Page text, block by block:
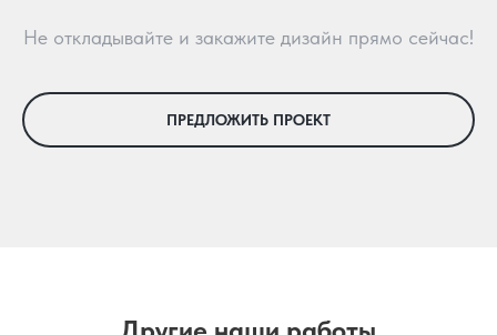
Не откладывайте и закажите дизайн прямо сейчас!
ПРЕДЛОЖИТЬ ПРОЕКТ